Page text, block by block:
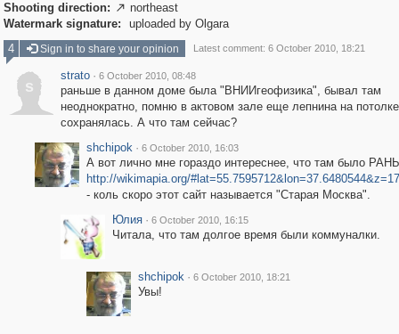
Shooting direction:  northeast
Watermark signature:
uploaded by Olgara
4
Sign in to share your opinion Latest comment: 6 October 2010, 18:21
s
strato · 6 October 2010, 08:48
раньше в данном доме была "ВНИИгеофизика", бывал там
неоднократно, помню в актовом зале еще лепнина на потолке
сохранялась. А что там сейчас?
shchipok · 6 October 2010, 16:03
А вот лично мне гораздо интереснее, что там было
http://wikimapia.org/
- коль скоро этот сайт называется "Старая Москва".
Юлия · 6 October 2010, 16:15
Читала, что там долгое время были коммуналки.
shchipok · 6 October 2010, 18:21
Увы!